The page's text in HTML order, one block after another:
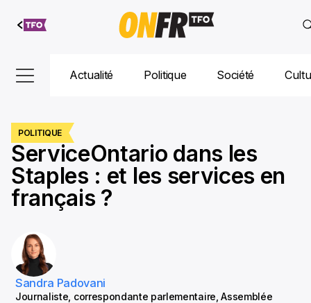
Aller au
contenu
Actualité Politique Société
POLITIQUE
ServiceOntario dans les
Staples : et les services en
français ?
Sandra Padovani
Journaliste, correspondante parlementaire, Assemblée